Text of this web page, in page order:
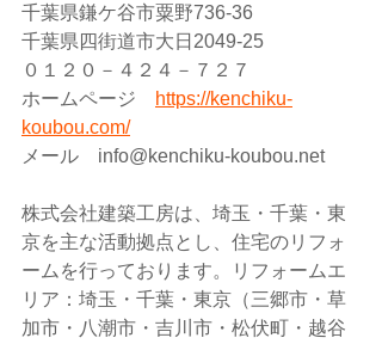
千葉県鎌ケ谷市粟野736-36
千葉県四街道市大日2049-25
０１２０－４２４－７２７
ホームページ
https://kenchiku-
koubou.com/
メール　info@kenchiku-koubou.net
株式会社建築工房は、埼玉・千葉・東
京を主な活動拠点とし、住宅のリフォ
ームを行っております。リフォームエ
リア：埼玉・千葉・東京（三郷市・草
加市・八潮市・吉川市・松伏町・越谷